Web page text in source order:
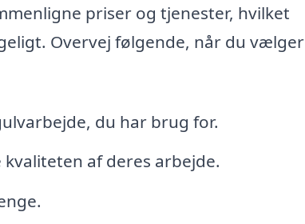
priser og tjenester, hvilket
Overvej følgende, når du vælger
du har brug for.
af deres arbejde.